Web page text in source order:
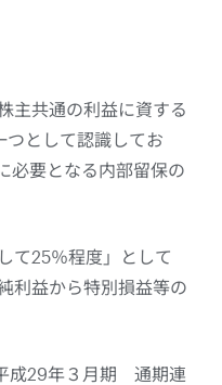
主共通の利益に資する
つとして認識してお
必要となる内部留保の
て25％程度」として
利益から特別損益等の
成29年３月期 通期連